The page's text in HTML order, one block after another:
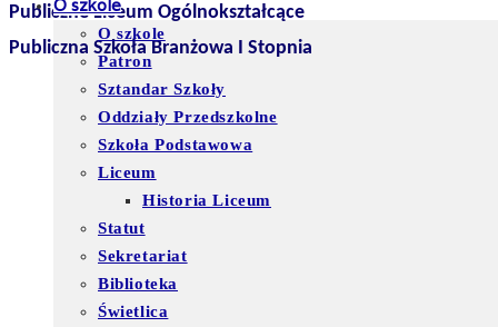
Publiczne Liceum Ogólnokształcące
Publiczna Szkoła Branżowa I Stopnia
O szkole
O szkole
Patron
Sztandar Szkoły
Oddziały Przedszkolne
Szkoła Podstawowa
Liceum
Historia Liceum
Statut
Sekretariat
Biblioteka
Świetlica